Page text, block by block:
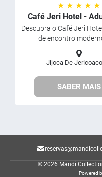
★ ★ ★ ★ ★
Café Jeri Hotel -
Descubra o Café Jeri
de encontro moderno
Jijoca De
SABER MAIS
© 2026 Mandi
Powered